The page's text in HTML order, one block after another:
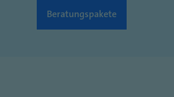
Beratungspakete